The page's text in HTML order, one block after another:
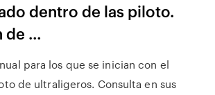
dentro de las piloto.
de …
para los que se inician con el
de ultraligeros. Consulta en sus